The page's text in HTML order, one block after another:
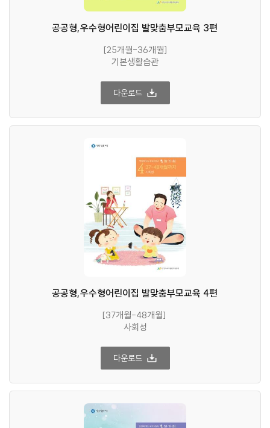
공공형,우수형어린이집 발맞춤부모교육 3편
[25개월-36개월]
기본생활습관
다운로드
공공형,우수형어린이집 발맞춤부모교육 4편
[37개월-48개월]
사회성
다운로드